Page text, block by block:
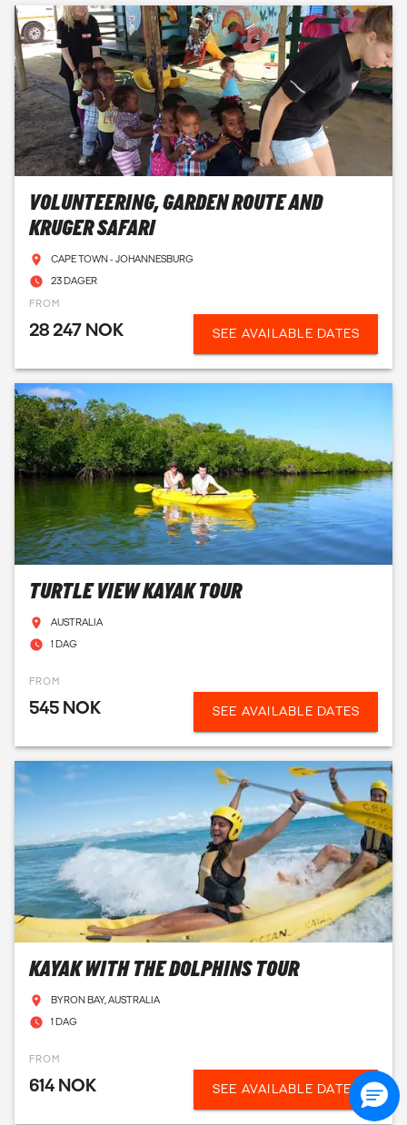
VOLUNTEERING, GARDEN ROUTE AND
KRUGER SAFARI
CAPE TOWN - JOHANNESBURG
23 DAGER
FROM
28 247 NOK SEE AVAILABLE DATES
TURTLE VIEW KAYAK TOUR
AUSTRALIA
1 DAG
FROM
545 NOK SEE AVAILABLE DATES
KAYAK WITH THE DOLPHINS TOUR
BYRON BAY, AUSTRALIA
1 DAG
FROM
614 NOK SEE AVAILABLE DATES